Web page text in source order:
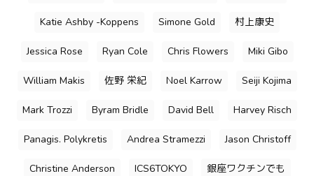
Katie Ashby -Koppens Simone Gold 村上康史
Jessica Rose Ryan Cole Chris Flowers Miki Gibo
William Makis 佐野 栄紀 Noel Karrow Seiji Kojima
Mark Trozzi Byram Bridle David Bell Harvey Risch
Panagis. Polykretis Andrea Stramezzi Jason Christoff
Christine Anderson ICS6TOKYO 銀座ワクチンでも